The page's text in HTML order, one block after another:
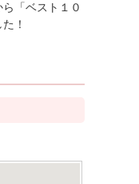
「ベスト１０
！